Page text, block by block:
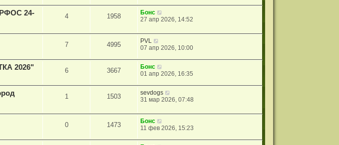
РФОС 24-
4 1958
Бонс
27 апр 2026, 14:52
7 4995
PVL
07 апр 2026, 10:00
2026" 6 3667
Бонс
01 апр 2026, 16:35
1 1503
sevdogs
31 мар 2026, 07:48
0 1473
Бонс
11 фев 2026, 15:23